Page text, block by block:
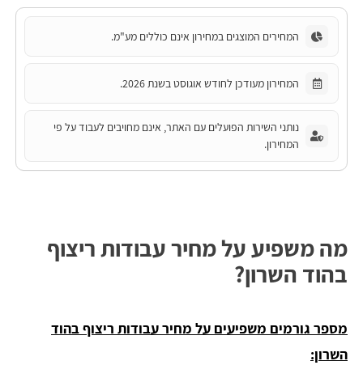
המחירים המוצגים במחירון אינם כוללים מע"מ.
המחירון מעודכן לחודש אוגוסט בשנת 2026.
נותני השירות הפועלים עם האתר, אינם מחויבים לעבוד על פי
המחירון.
מה משפיע על מחיר עבודות ריצוף
בהוד השרון?
מספר גורמים משפיעים על מחיר עבודות ריצוף בהוד
השרון: